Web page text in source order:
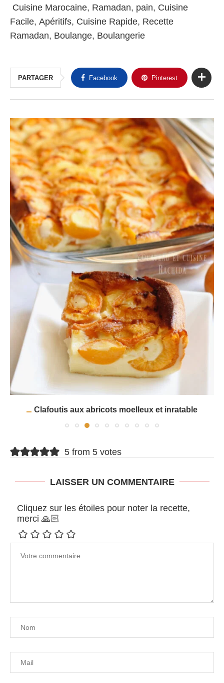
Cuisine Marocaine, Ramadan, pain, Cuisine
Facile, Apéritifs, Cuisine Rapide, Recette
Ramadan, Boulange, Boulangerie
PARTAGER Facebook Pinterest
Clafoutis aux abricots moelleux et inratable
5 from 5 votes
LAISSER UN COMMENTAIRE
Cliquez sur les étoiles pour noter la recette,
merci 🙏🏻